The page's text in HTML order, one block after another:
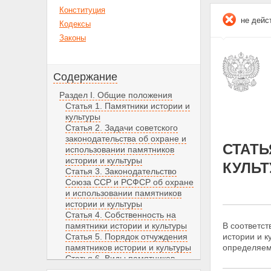
Конституция
Кодексы
Законы
Содержание
Раздел I. Общие положения
Статья 1. Памятники истории и
культуры
Статья 2. Задачи советского
законодательства об охране и
использовании памятников
истории и культуры
Статья 3. Законодательство
Союза ССР и РСФСР об охране
и использовании памятников
истории и культуры
Статья 4. Собственность на
памятники истории и культуры
Статья 5. Порядок отчуждения
памятников истории и культуры
Статья 6. Виды памятников
не
В
истории и